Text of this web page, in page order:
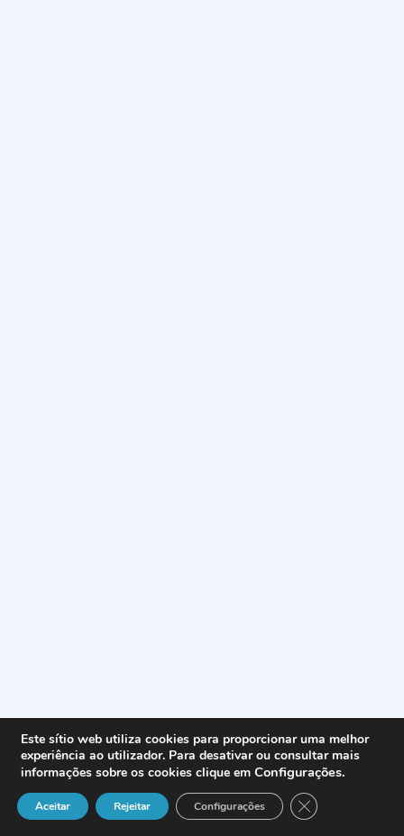
Este sítio web utiliza cookies para proporcionar uma melhor
experiência ao utilizador. Para desativar ou consultar mais
informações sobre os cookies clique em Configurações.
Aceitar Rejeitar Configurações Close GDPR